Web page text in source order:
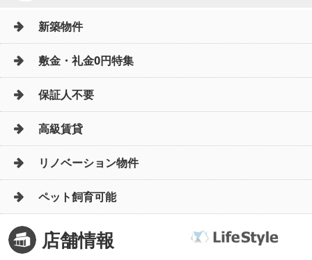
新築物件
敷金・礼金0円特集
保証人不要
高級賃貸
リノベーション物件
ペット飼育可能
店舗情報